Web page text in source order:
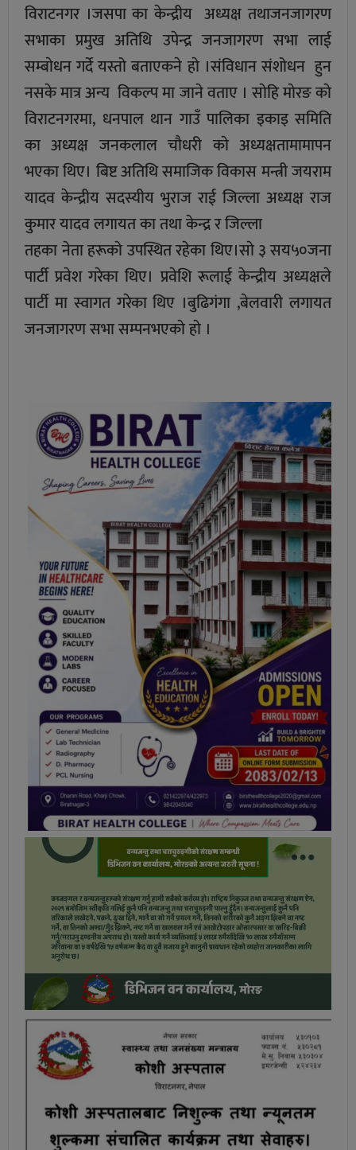
विराटनगर ।जसपा का केन्द्रीय अध्यक्ष तथाजनजागरण
सभाका प्रमुख अतिथि उपेन्द्र जनजागरण सभा लाई
सम्बाेधन गर्दे यस्तो बताएकने हाे ।संविधान संशोधन हुन
नसके मात्र अन्य विकल्प मा जाने वताए । साेहि माेरङ काे
विराटनगरमा, धनपाल थान गाउँ पालिका इकाइ समिति
का अध्यक्ष जनकलाल चाैधरी काे अध्यक्षतामामापन
भएका थिए। बिष्ट अतिथि समाजिक विकास मन्त्री जयराम
यादव केन्द्रीय सदस्यीय भुराज राई जिल्ला अध्यक्ष राज
कुमार यादव लगायत का तथा केन्द्र र जिल्ला
तहका नेता हरूकाे उपस्थित रहेका थिए।साे ३ सय५०जना
पार्टी प्रवेश गरेका थिए। प्रवेशि रूलाई केन्द्रीय अध्यक्षले
पार्टी मा स्वागत गरेका थिए ।बुढिगंगा ,बेलवारी लगायत
जनजागरण सभा सम्पनभएकाे हाे ।